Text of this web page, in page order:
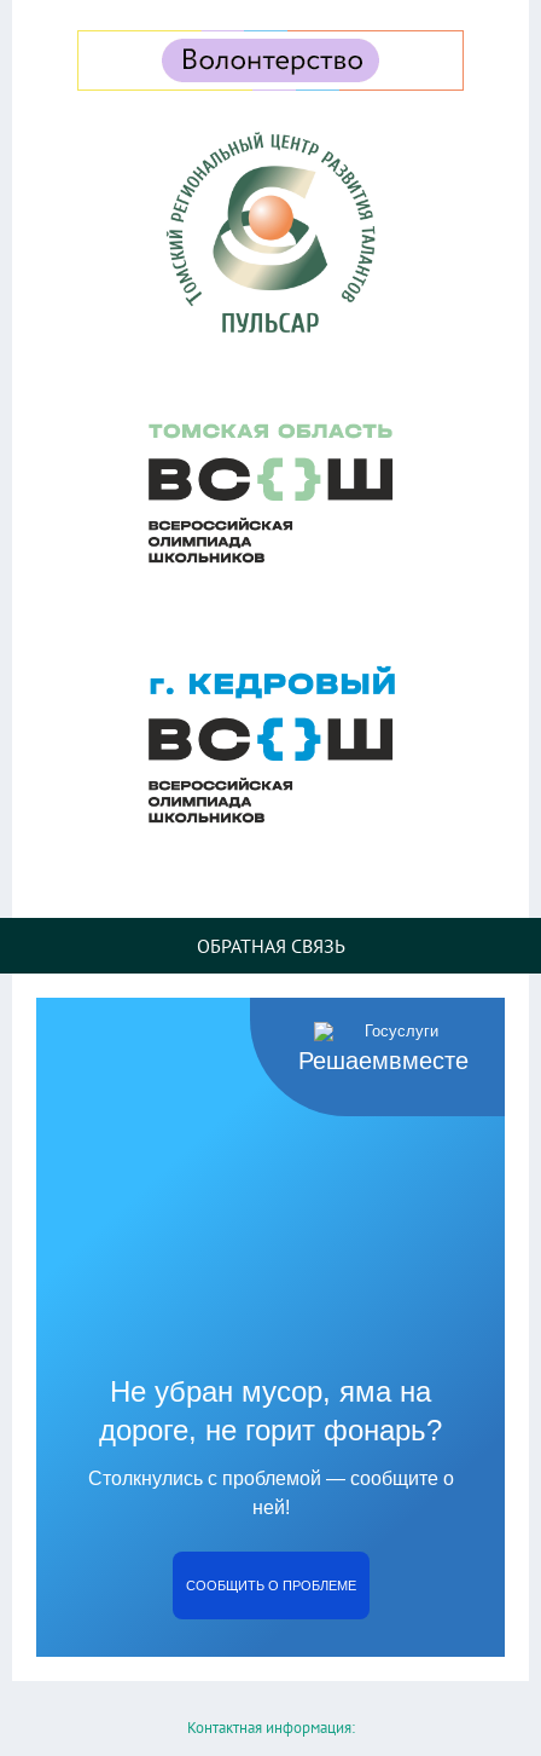
ОБРАТНАЯ СВЯЗЬ
Решаемвместе
Не убран мусор, яма на
дороге, не горит фонарь?
Столкнулись с проблемой — сообщите о
ней!
СООБЩИТЬ О ПРОБЛЕМЕ
Контактная информация: